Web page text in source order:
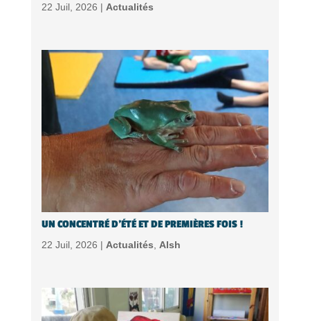
22 Juil, 2026 | Actualités
UN CONCENTRÉ D’ÉTÉ ET DE PREMIÈRES FOIS !
22 Juil, 2026 | Actualités Alsh